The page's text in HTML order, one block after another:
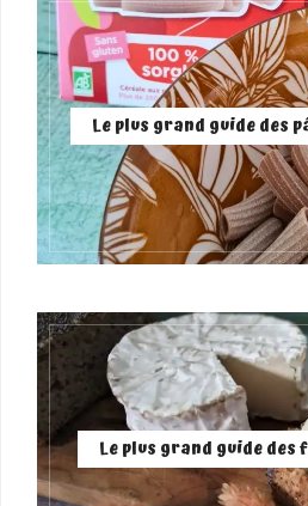
Le plus grand guide des
Le plus grand guide des